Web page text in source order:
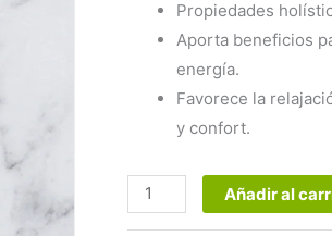
Propiedades
Aporta beneficios
energía.
Favorece la
y confort.
Añadir al